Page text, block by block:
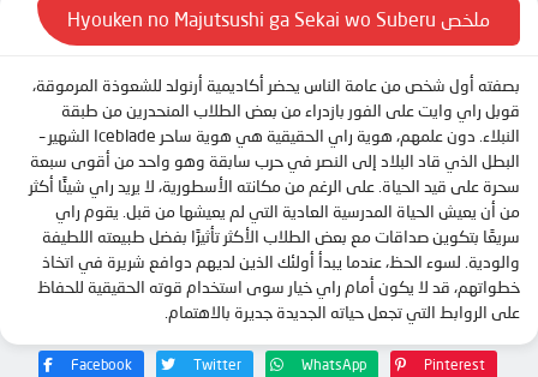
DOOD
DOOD
DOOD
DOOD
DOOD
DOOD
ملخص Hyouken no Majutsushi ga Sekai wo Suberu
بصفته أول شخص من عامة الناس يحضر أكاديمية أرنولد للشعوذة المرموقة،
قوبل راي وايت على الفور بازدراء من بعض الطلاب المنحدرين من طبقة
النبلاء. دون علمهم، هوية راي الحقيقية هي هوية ساحر Iceblade الشهير –
البطل الذي قاد البلاد إلى النصر في حرب سابقة وهو واحد من أقوى سبعة
سحرة على قيد الحياة. على الرغم من مكانته الأسطورية، لا يريد راي شيئًا أكثر
من أن يعيش الحياة المدرسية العادية التي لم يعيشها من قبل. يقوم راي
سريعًا بتكوين صداقات مع بعض الطلاب الأكثر تأثيرًا بفضل طبيعته اللطيفة
والودية. لسوء الحظ، عندما يبدأ أولئك الذين لديهم دوافع شريرة في اتخاذ
خطواتهم، قد لا يكون أمام راي خيار سوى استخدام قوته الحقيقية للحفاظ
على الروابط التي تجعل حياته الجديدة جديرة بالاهتمام.
Facebook Twitter WhatsApp Pinterest